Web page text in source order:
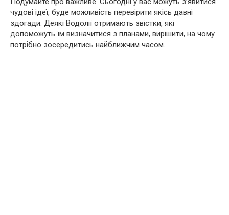
чудові ідеї, буде можливість перевірити якісь давні
здогади. Деякі Водолії отримають звістки, які
допоможуть їм визначитися з планами, вирішити, на чому
потрібно зосередитись найближчим часом.